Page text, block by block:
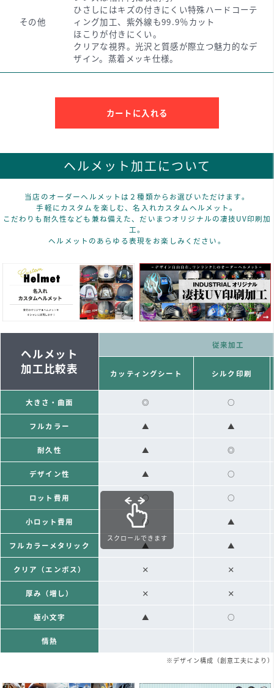
その他
ひさしにはキズの付きにくい特殊ハードコーテ
ィング加工、紫外線も99.9％カット
ほこりが付きにくい。
クリアな視界。光沢と質感が際立つ魅力的なデ
ザイン。蒸着メッキ仕様。
カートに入れる
ヘルメット加工について
当店のオーダーヘルメットは２種類からお選びいただけます。
手軽にカスタムを楽しむ、名入れカスタムヘルメット。
こだわりも耐久性なども兼ね備えた、だいまつオリジナルの凄技UV印刷加
工。
ヘルメットのあらゆる表現をお楽しみください。
ヘルメット
加工比較表
従来加工
カッティングシート シルク印刷
大きさ・曲面 ◎ ○
フルカラー ▲ ▲
耐久性 ▲ ◎
デザイン性 ▲ ○
ロット費用 ○ ○
小ロット費用 ○ ▲
フルカラーメタリック ▲ ▲
クリア（エンボス） × ×
厚み（増し） × ×
極小文字 ▲ ○
情熱
※デザイン構成（創意工夫により）
スクロールできます